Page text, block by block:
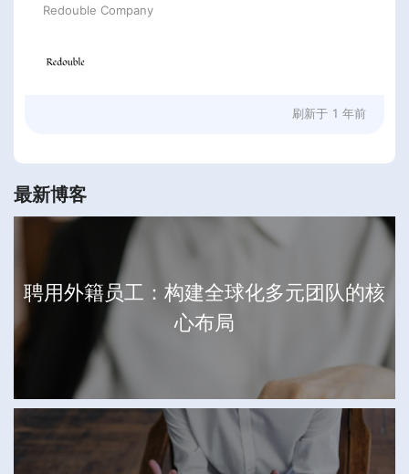
捷克共和国, 爱沙尼亚, 卢森堡, 马耳
Redouble Company
刷新于 1 年前
最新博客
聘用外籍员工：构建全球化多元团队的核
心布局